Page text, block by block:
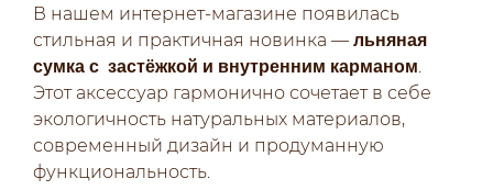
В нашем интернет‑магазине появилась
стильная и практичная новинка — льняная
сумка с застёжкой и внутренним карманом.
Этот аксессуар гармонично сочетает в себе
экологичность натуральных материалов,
современный дизайн и продуманную
функциональность.